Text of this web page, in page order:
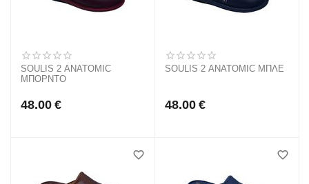
SOULIS 2 ANATOMIC
ΜΠΟΡΝΤΟ
48.00 €
SOULIS 2 ANATOMIC ΜΠΛΕ
48.00 €